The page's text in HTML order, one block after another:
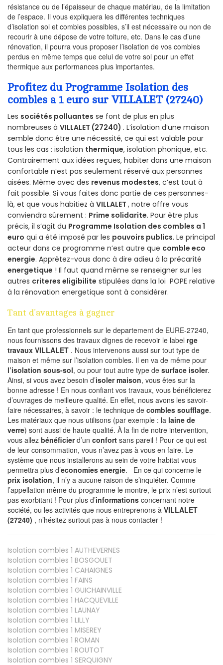
résistance ou de l’épaisseur de chaque matériau, de la limitation
de l’espace. Il vous expliquera les différentes techniques
d’isolation sol et combles possibles, s’il est nécessaire ou non de
recourir à une dépose de votre toiture, etc. Dans le cas d’une
rénovation, il pourra vous proposer l’isolation de vos combles
perdus en même temps que celui de votre sol pour un effet
thermique aux performances plus importantes.
Profitez du Programme Isolation des
combles a 1 euro sur VILLALET (27240)
Les sociétés polluantes se font de plus en plus
nombreuses à VILLALET (27240) . L’isolation d’une maison
semble donc être une nécessité, ce qui est valable pour
tous les cas : isolation thermique, isolation phonique, etc.
Contrairement aux idées reçues, habiter dans une maison
confortable n’est pas seulement réservé aux personnes
aisées. Même avec des revenus modestes, c’est tout à
fait possible. Si vous faites donc partie de ces personnes-
là, et que vous habitiez à VILLALET , notre offre vous
conviendra sûrement : Prime solidarite. Pour être plus
précis, il s’agit du Programme Isolation des combles a 1
euro qui a été imposé par les pouvoirs publics. Le principal
acteur dans ce programme n’est autre que comble eco
energie. Apprêtez-vous donc à dire adieu à la précarité
energetique ! Il faut quand même se renseigner sur les
autres criteres eligibilite stipulées dans la loi POPE relative
à la rénovation energetique sont à considérer.
Tant d’avantages à gagner
En tant que professionnels sur le departement de EURE-27240,
nous fournissons des travaux dignes de recevoir le label rge
travaux VILLALET . Nous intervenons aussi sur tout type de
maison et même sur l’isolation combles. Il en va de même pour
l’isolation sous-sol, ou pour tout autre type de surface isoler.
Ainsi, si vous avez besoin d’isoler maison, vous êtes sur la
bonne adresse ! En nous confiant vos travaux, vous bénéficierez
d’ouvrages de meilleure qualité. En effet, nous avons les savoir-
faire nécessaires, à savoir : le technique de combles soufflage.
Les matériaux que nous utilisons (par exemple : la laine de
verre) sont aussi de haute qualité. À la fin de notre intervention,
vous allez bénéficierd’un confort sans pareil ! Pour ce qui est
de leur consommation, vous n’avez pas à vous en faire. Le
système que nous installerons au sein de votre habitat vous
permettra plus d’economies energie. En ce qui concerne le
prix isolation, il n’y a aucune raison de s’inquiéter. Comme
l’appellation même du programme le montre, le prix n’est surtout
pas exorbitant ! Pour plus d’informations concernant notre
société, ou les activités que nous entreprenons à VILLALET
(27240) , n’hésitez surtout pas à nous contacter !
Isolation combles 1 AUTHEVERNES
Isolation combles 1 BOSGOUET
Isolation combles 1 CAHAIGNES
Isolation combles 1 FAINS
Isolation combles 1 GUICHAINVILLE
Isolation combles 1 HACQUEVILLE
Isolation combles 1 LAUNAY
Isolation combles 1 LILLY
Isolation combles 1 MISEREY
Isolation combles 1 ROMAN
Isolation combles 1 ROUTOT
Isolation combles 1 SERQUIGNY